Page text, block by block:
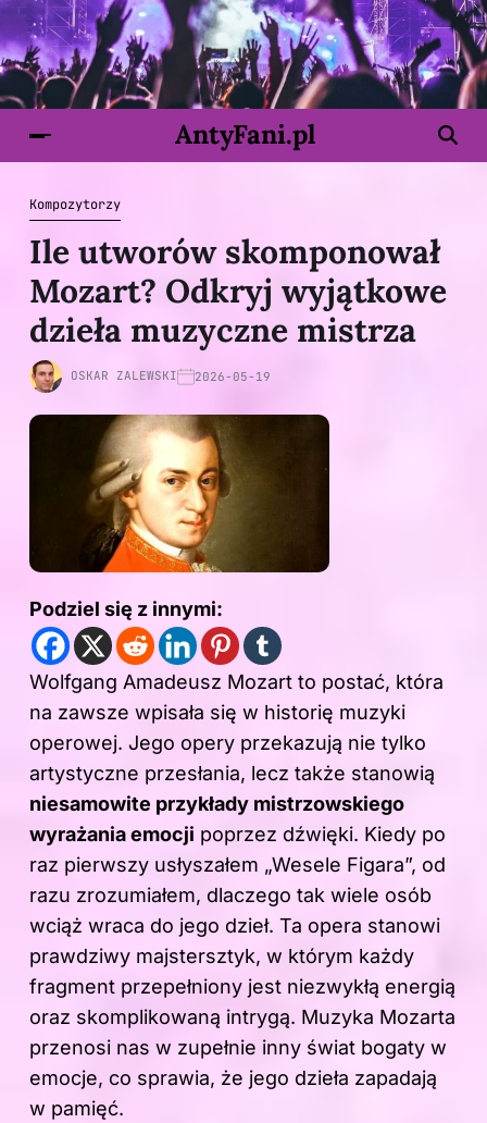
AntyFani.pl
Kompozytorzy
Ile utworów skomponował
Mozart? Odkryj wyjątkowe
dzieła muzyczne mistrza
OSKAR ZALEWSKI 2026-05-19
Podziel się z innymi:
Wolfgang Amadeusz Mozart to postać, która
na zawsze wpisała się w historię muzyki
operowej. Jego opery przekazują nie tylko
artystyczne przesłania, lecz także stanowią
niesamowite przykłady mistrzowskiego
wyrażania emocji poprzez dźwięki. Kiedy po
raz pierwszy usłyszałem „Wesele Figara”, od
razu zrozumiałem, dlaczego tak wiele osób
wciąż wraca do jego dzieł. Ta opera stanowi
prawdziwy majstersztyk, w którym każdy
fragment przepełniony jest niezwykłą energią
oraz skomplikowaną intrygą. Muzyka Mozarta
przenosi nas w zupełnie inny świat bogaty w
emocje, co sprawia, że jego dzieła zapadają
w pamięć.